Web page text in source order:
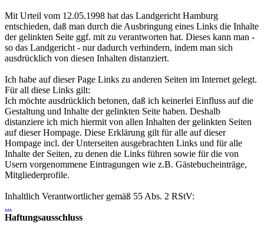
Mit Urteil vom 12.05.1998 hat das Landgericht Hamburg
entschieden, daß man durch die Ausbringung eines Links die Inhalte
der gelinkten Seite ggf. mit zu verantworten hat. Dieses kann man -
so das Landgericht - nur dadurch verhindern, indem man sich
ausdrücklich von diesen Inhalten distanziert.
Ich habe auf dieser Page Links zu anderen Seiten im Internet gelegt.
Für all diese Links gilt:
Ich möchte ausdrücklich betonen, daß ich keinerlei Einfluss auf die
Gestaltung und Inhalte der gelinkten Seite haben. Deshalb
distanziere ich mich hiermit von allen Inhalten der gelinkten Seiten
auf dieser Hompage. Diese Erklärung gilt für alle auf dieser
Hompage incl. der Unterseiten ausgebrachten Links und für alle
Inhalte der Seiten, zu denen die Links führen sowie für die von
Usern vorgenommene Eintragungen wie z.B. Gästebucheinträge,
Mitgliederprofile.
Inhaltlich Verantwortlicher gemäß 55 Abs. 2 RStV:
...
Haftungsausschluss